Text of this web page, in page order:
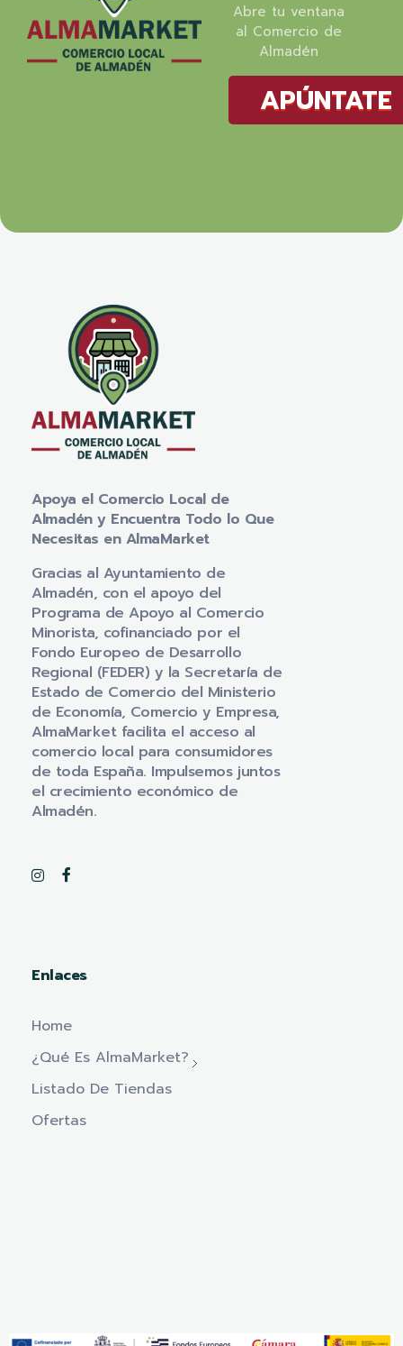
Abre tu ventana
al Comercio de
Almadén
APÚNTATE
Apoya el Comercio Local de
Almadén y Encuentra Todo lo Que
Necesitas en AlmaMarket
Gracias al Ayuntamiento de
Almadén, con el apoyo del
Programa de Apoyo al Comercio
Minorista, cofinanciado por el
Fondo Europeo de Desarrollo
Regional (FEDER) y la Secretaría de
Estado de Comercio del Ministerio
de Economía, Comercio y Empresa,
AlmaMarket facilita el acceso al
comercio local para consumidores
de toda España. Impulsemos juntos
el crecimiento económico de
Almadén.
Enlaces
Home
¿Qué Es AlmaMarket?
Listado De Tiendas
Ofertas